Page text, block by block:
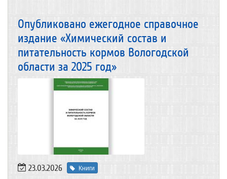
Опубликовано ежегодное справочное
издание «Химический состав и
питательность кормов Вологодской
области за 2025 год»
23.03.2026 Книги